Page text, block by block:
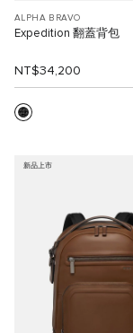
ALPHA BRAVO
Expedition 翻蓋背包
NT$34,200
新品上市